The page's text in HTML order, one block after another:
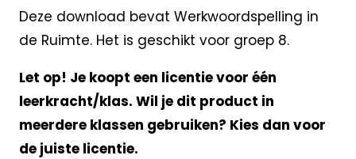
Deze download bevat Werkwoordspelling in
de Ruimte. Het is geschikt voor groep 8.
Let op! Je koopt een licentie voor één
leerkracht/klas. Wil je dit product in
meerdere klassen gebruiken? Kies dan voor
de juiste licentie.